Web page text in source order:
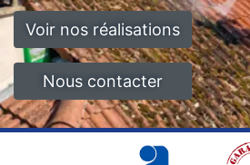
Voir nos réalisations
Nous contacter